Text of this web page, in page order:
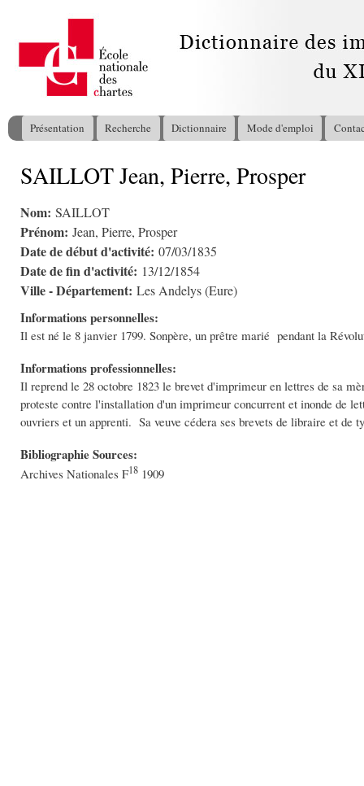
Menu principal
Présentation Recherche Dictionnaire Mode d'emploi
Vous êtes ici
SAILLOT Jean, Pierre, Prosper
Nom: SAILLOT
Prénom: Jean, Pierre, Prosper
Date de début d'activité: 07/03/1835
Date de fin d'activité: 13/12/1854
Ville - Département: Les Andelys (Eure)
Informations personnelles:
Il est né le 8 janvier 1799. Sonpère, un prêtre marié pendant la
Informations professionnelles:
Il reprend le 28 octobre 1823 le brevet d'imprimeur en lettres de sa
proteste contre l'installation d'un imprimeur concurrent et inonde de
ouvriers et un apprenti. Sa veuve cédera ses brevets de libraire et de
Bibliographie Sources:
Archives Nationales F18 1909